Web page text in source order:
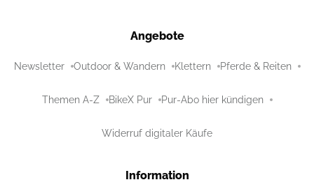
Angebote
Newsletter Outdoor & Wandern Klettern Pferde & Reiten
Themen A-Z BikeX Pur Pur-Abo hier kündigen
Widerruf digitaler Käufe
Information